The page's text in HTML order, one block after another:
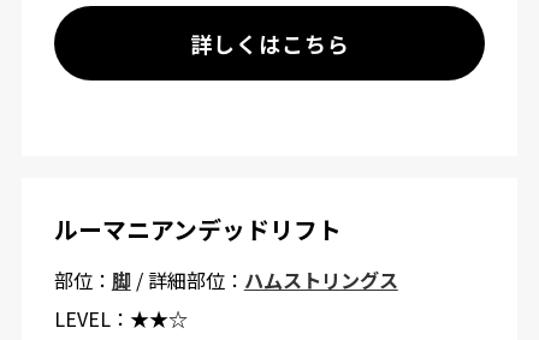
詳しくはこちら
ルーマニアンデッドリフト
部位： 脚/ 詳細部位： ハムストリングス
LEVEL： ★★☆